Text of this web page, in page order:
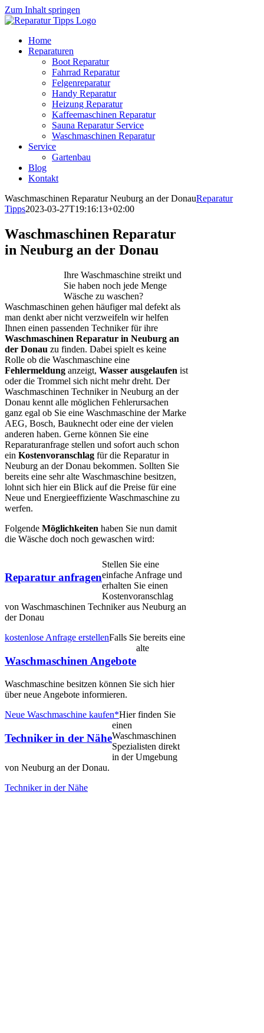
Zum Inhalt springen
Home
Reparaturen
Boot Reparatur
Fahrrad Reparatur
Felgenreparatur
Handy Reparatur
Heizung Reparatur
Kaffeemaschinen Reparatur
Sauna Reparatur Service
Waschmaschinen Reparatur
Service
Gartenbau
Blog
Kontakt
Waschmaschinen Reparatur Neuburg an der DonauReparatur
Tipps2023-03-27T19:16:13+02:00
Waschmaschinen Reparatur
in Neuburg an der Donau
Ihre Waschmaschine streikt und
Sie haben noch jede Menge
Wäsche zu waschen?
Waschmaschinen gehen häufiger mal defekt als
man denkt aber nicht verzweifeln wir helfen
Ihnen einen passenden Techniker für ihre
Waschmaschinen Reparatur in Neuburg an
der Donau zu finden. Dabei spielt es keine
Rolle ob die Waschmaschine eine
Fehlermeldung anzeigt, Wasser ausgelaufen ist
oder die Trommel sich nicht mehr dreht. Der
Waschmaschinen Techniker in Neuburg an der
Donau kennt alle möglichen Fehlerursachen
ganz egal ob Sie eine Waschmaschine der Marke
AEG, Bosch, Bauknecht oder eine der vielen
anderen haben. Gerne können Sie eine
Reparaturanfrage stellen und sofort auch schon
ein Kostenvoranschlag für die Reparatur in
Neuburg an der Donau bekommen. Sollten Sie
bereits eine sehr alte Waschmaschine besitzen,
lohnt sich hier ein Blick auf die Preise für eine
Neue und Energieeffiziente Waschmaschine zu
werfen.
Folgende Möglichkeiten haben Sie nun damit
die Wäsche doch noch gewaschen wird:
Reparatur anfragen
Stellen Sie eine
einfache Anfrage und
erhalten Sie einen
Kostenvoranschlag
von Waschmaschinen Techniker aus Neuburg an
der Donau
kostenlose Anfrage erstellen
Waschmaschinen Angebote
Falls Sie bereits eine
alte
Waschmaschine besitzen können Sie sich hier
über neue Angebote informieren.
Neue Waschmaschine kaufen*
Techniker in der Nähe
Hier finden Sie
einen
Waschmaschinen
Spezialisten direkt
in der Umgebung
von Neuburg an der Donau.
Techniker in der Nähe